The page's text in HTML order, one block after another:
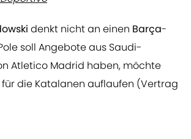
denkt nicht an einen Barça-
soll Angebote aus Saudi-
Atletico Madrid haben, möchte
die Katalanen auflaufen (Vertrag